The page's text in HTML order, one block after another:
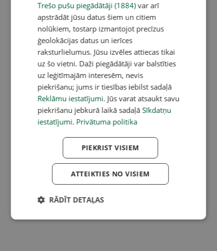
Trešo pušu piegādātāji (1884)var arī
apstrādāt jūsu datus šiem un citiem
nolūkiem, tostarp izmantojot precīzus
ģeolokācijas datus un ierīces
raksturlielumus. Jūsu izvēles attiecas tikai
uz šo vietni. Daži piegādātāji var balstīties
uz leģitīmajām interesēm, nevis
piekrišanu; jums ir tiesības iebilst sadaļā
Reklāmu iestatījumi. Jūs varat atsaukt savu
piekrišanu jebkurā laikā sadaļā Sīkdatņu
iestatījumi. Privātuma politika
PIEKRIST VISIEM
ATTEIKTIES NO VISIEM
RĀDĪT DETAĻAS